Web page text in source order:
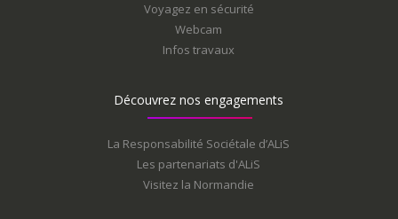
Voyagez en sécurité
Webcam
Infos travaux
Découvrez nos engagements
La Responsabilité Sociétale d’ALiS
Les partenariats d'ALiS
Visitez la Normandie